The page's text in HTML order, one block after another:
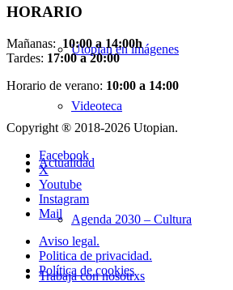
Utopian en imágenes
Videoteca
Actualidad
Agenda 2030 – Cultura
Trabaja con nosotrxs
HORARIO
Mañanas: 10:00 a 14:00h
Tardes: 17:00 a 20:00
Horario de verano: 10:00 a 14:00
Copyright ® 2018-2026 Utopian.
Facebook
X
Youtube
Instagram
Mail
Aviso legal.
Politica de privacidad.
Política de cookies